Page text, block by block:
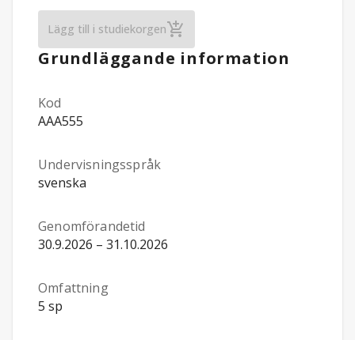
Lägg till i studiekorgen
Introduktion till
Grundläggande information
Kod
AAA555
Undervisningsspråk
svenska
Genomförandetid
30.9.2026 – 31.10.2026
Omfattning
5 sp